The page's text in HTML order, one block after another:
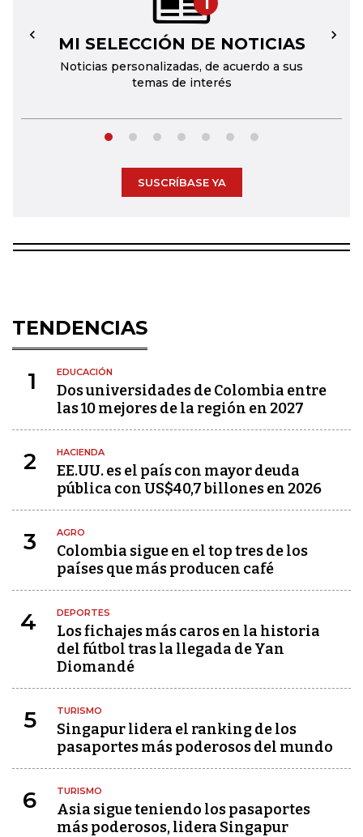
MI SELECCIÓN DE NOTICIAS
Noticias personalizadas, de acuerdo a sus
temas de interés
← →
SUSCRÍBASE YA
TENDENCIAS
1 EDUCACIÓN
Dos universidades de Colombia entre
las 10 mejores de la región en 2027
2 HACIENDA
EE.UU. es el país con mayor deuda
pública con US$40,7 billones en 2026
3 AGRO
Colombia sigue en el top tres de los
países que más producen café
4 DEPORTES
Los fichajes más caros en la historia
del fútbol tras la llegada de Yan
Diomandé
5 TURISMO
Singapur lidera el ranking de los
pasaportes más poderosos del mundo
6 TURISMO
Asia sigue teniendo los pasaportes
más poderosos, lidera Singapur